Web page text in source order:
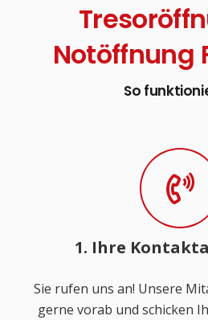
Notöffnung
So
1. Ihre
Sie rufen uns an! Unsere
gerne vorab und schicken